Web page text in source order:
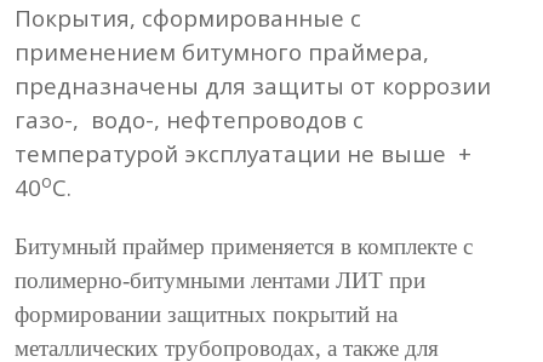
Покрытия, сформированные с
применением битумного праймера,
предназначены для защиты от коррозии
газо-, водо-, нефтепроводов с
температурой эксплуатации не выше +
40оС.
Битумный праймер применяется в комплекте с
полимерно-битумными лентами ЛИТ при
формировании защитных покрытий на
металлических трубопроводах, а также для